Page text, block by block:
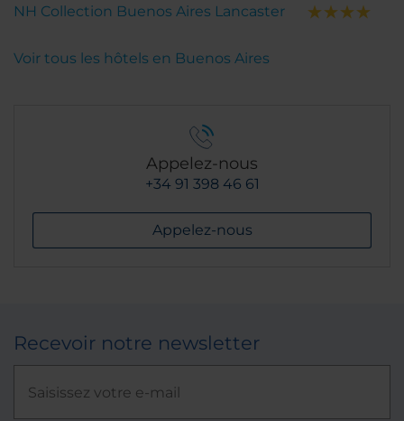
NH Collection Buenos Aires Lancaster
Voir tous les hôtels en Buenos Aires
Appelez-nous
+34 91 398 46 61
Appelez-nous
Recevoir notre newsletter